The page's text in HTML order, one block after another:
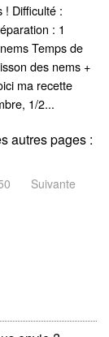
! Difficulté :
: 1
Temps de
des nems +
ma recette
1/2...
autres pages :
Suivante